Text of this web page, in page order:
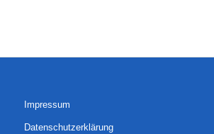
Impressum
Datenschutzerklärung